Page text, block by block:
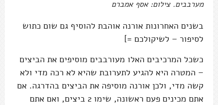
מערבבים. צילום: אסף אמברם
בשנים האחרונות אורנה אוהבת להוסיף גם שום כתוש
לסיפור – לשיקולכם =]
כשכל המרכיבים האלו מעורבבים מוסיפים את הביצים
– המטרה היא להגיע לתערובת שהיא לא רכה מדי ולא
קשה מדי, ולכן אורנה מוסיפה את הביצים בהדרגה. אם
אתם מכינים פעם ראשונה, שימו 2 ביצים, ואם אתם